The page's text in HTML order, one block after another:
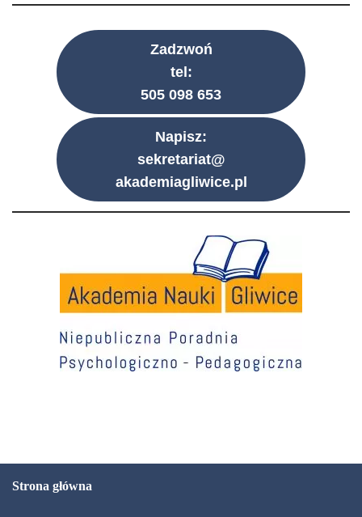
Zadzwoń
tel:
505 098 653
Napisz:
sekretariat@
akademiagliwice.pl
Strona główna